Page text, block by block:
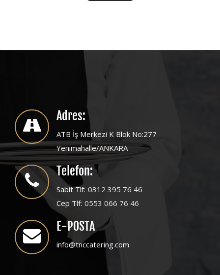
Adres:
ATB İş Merkezi K Blok No:277
Yenimahalle/ANKARA
Telefon:
Sabit Tlf: 0312 395 76 46
Cep Tlf: 0553 066 76 46
E-POSTA
info@tnccatering.com